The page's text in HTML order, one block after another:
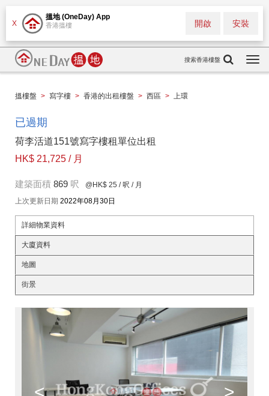
X
搵地 (OneDay) App
香港搵樓 安裝
開啟
搜索香港樓盤
搵樓盤 > 寫字樓 > 香港的出租樓盤 > 西區 > 上環
已過期
荷李活道151號寫字樓租單位出租
HK$ 21,725 / 月
建築面積 869 呎 @HK$ 25 / 呎 / 月
上次更新日期 2022年08月30日
詳細物業資料
大廈資料
地圖
街景
< >